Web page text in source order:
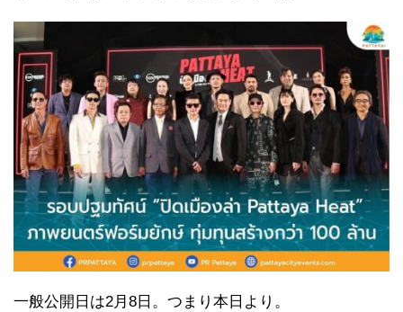
一般公開日は2月8日。つまり本日より。